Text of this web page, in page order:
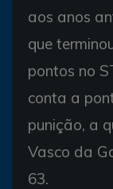
aos anos
que
pontos no
conta a
punição, a
Vasco da
63.